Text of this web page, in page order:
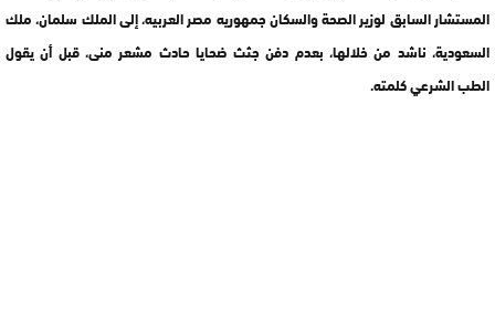
المستشار السابق لوزير الصحة والسكان جمهوريه مصر العربيه، إلى الملك سلمان، ملك
السعودية، ناشد من خلالها، بعدم دفن جثث ضحايا حادث مشعر منى، قبل أن يقول
الطب الشرعي كلمته.